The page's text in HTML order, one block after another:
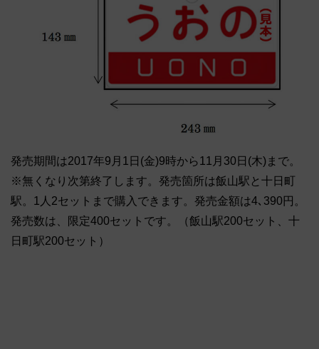
発売期間は2017年9月1日(金)9時から11月30日(木)まで。
※無くなり次第終了します。発売箇所は飯山駅と十日町
駅。1人2セットまで購入できます。発売金額は4､390円。
発売数は、限定400セットです。（飯山駅200セット、十
日町駅200セット）